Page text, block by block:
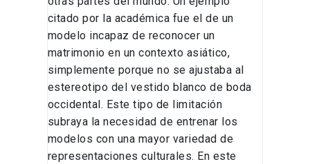
citado por la académica fue el de un
modelo incapaz de reconocer un
matrimonio en un contexto asiático,
simplemente porque no se ajustaba al
estereotipo del vestido blanco de boda
occidental. Este tipo de limitación
subraya la necesidad de entrenar los
modelos con una mayor variedad de
representaciones culturales. En este